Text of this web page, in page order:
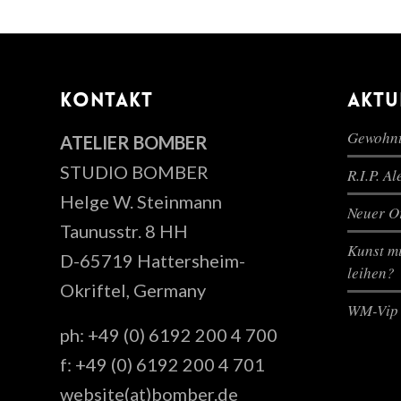
KONTAKT
ATELIER BOMBER
STUDIO BOMBER
Helge W. Steinmann
Taunusstr. 8 HH
D-65719 Hattersheim-
Okriftel, Germany
ph: +49 (0) 6192 200 4 700
f: +49 (0) 6192 200 4 701
website(at)bomber.de
R.I.P.
Neuer
Kunst
leihen?
WM-